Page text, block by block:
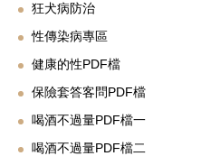
狂犬病防治
性傳染病專區
健康的性PDF檔
保險套答客問PDF檔
喝酒不過量PDF檔一
喝酒不過量PDF檔二